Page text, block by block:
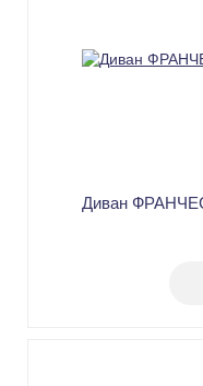
Диван